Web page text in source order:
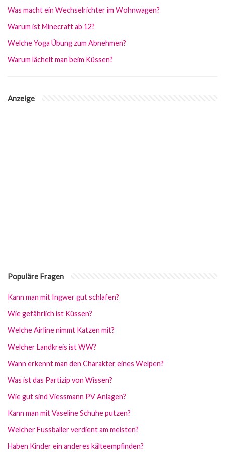
Was macht ein Wechselrichter im Wohnwagen?
Warum ist Minecraft ab 12?
Welche Yoga Übung zum Abnehmen?
Warum lächelt man beim Küssen?
Anzeige
Populäre Fragen
Kann man mit Ingwer gut schlafen?
Wie gefährlich ist Küssen?
Welche Airline nimmt Katzen mit?
Welcher Landkreis ist WW?
Wann erkennt man den Charakter eines Welpen?
Was ist das Partizip von Wissen?
Wie gut sind Viessmann PV Anlagen?
Kann man mit Vaseline Schuhe putzen?
Welcher Fussballer verdient am meisten?
Haben Kinder ein anderes kälteempfinden?